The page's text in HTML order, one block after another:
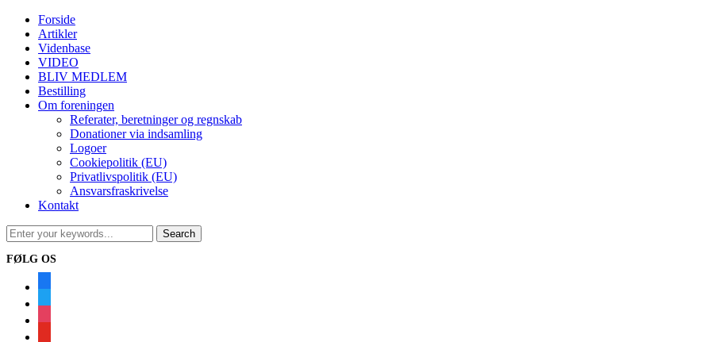
Forside
Artikler
Videnbase
VIDEO
BLIV MEDLEM
Bestilling
Om foreningen
Referater, beretninger og regnskab
Donationer via indsamling
Logoer
Cookiepolitik (EU)
Privatlivspolitik (EU)
Ansvarsfraskrivelse
Kontakt
FØLG OS